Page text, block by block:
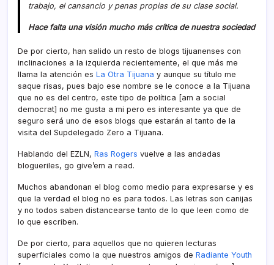
trabajo, el cansancio y penas propias de su clase social.
Hace falta una visión mucho más crí­tica de nuestra sociedad
De por cierto, han salido un resto de blogs tijuanenses con
inclinaciones a la izquierda recientemente, el que más me
llama la atención es La Otra Tijuana y aunque su tí­tulo me
saque risas, pues bajo ese nombre se le conoce a la Tijuana
que no es del centro, este tipo de polí­tica [am a social
democrat] no me gusta a mi pero es interesante ya que de
seguro será uno de esos blogs que estarán al tanto de la
visita del Supdelegado Zero a Tijuana.
Hablando del EZLN, Ras Rogers vuelve a las andadas
blogueriles, go give’em a read.
Muchos abandonan el blog como medio para expresarse y es
que la verdad el blog no es para todos. Las letras son canijas
y no todos saben distancearse tanto de lo que leen como de
lo que escriben.
De por cierto, para aquellos que no quieren lecturas
superficiales como la que nuestros amigos de Radiante Youth